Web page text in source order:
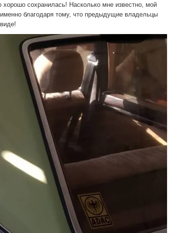
сохранилась! Насколько мне известно, мой
благодаря тому, что предыдущие владельцы